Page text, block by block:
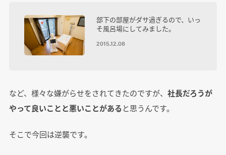
部下の部屋がダサ過ぎるので、いっ
そ風呂場にしてみました。
2015.12.08
など、様々な嫌がらせをされてきたのですが、 社長だろうが
やって良いことと悪いことがある と思うんです。
そこで今回は逆襲です。